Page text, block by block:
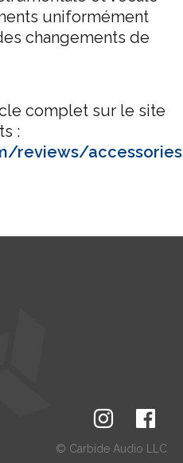
uniformément
changements de
complet sur le site
:
reviews/
© Carbide Audio LLC